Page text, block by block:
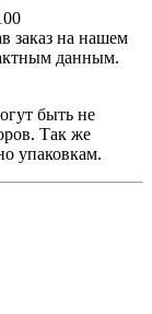
заказ на нашем
данным.
быть не
Так же
упаковкам.